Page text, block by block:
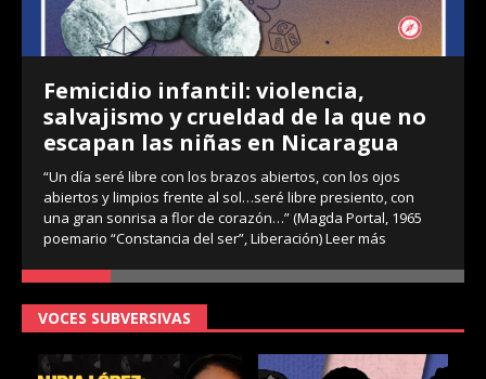
Femicidio infantil: violencia,
salvajismo y crueldad de la que no
escapan las niñas en Nicaragua
“Un día seré libre con los brazos abiertos, con los ojos
abiertos y limpios frente al sol…seré libre presiento, con
una gran sonrisa a flor de corazón…” (Magda Portal, 1965
poemario “Constancia del ser”, Liberación)Leer más
VOCES SUBVERSIVAS